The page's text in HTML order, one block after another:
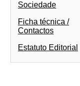
Sociedade
Ficha técnica /
Contactos
Estatuto Editorial